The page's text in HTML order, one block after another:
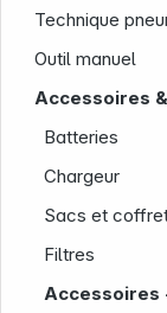
Technique
Outil manuel
Accessoires
Batteries
Chargeur
Sacs et
Filtres
Accessoires